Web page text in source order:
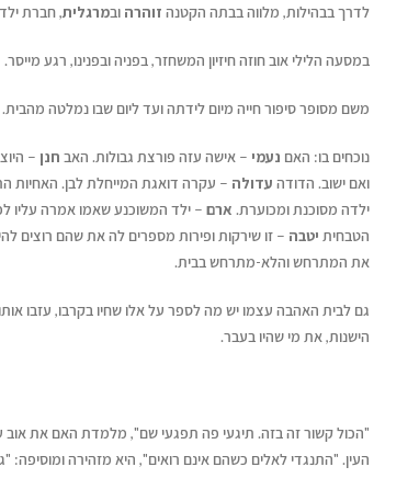
לדרך בבהילות, מלווה בבתה הקטנה זוהרה ובמרגלית, חברת
במסעה הלילי אוב חוזה חיזיון המשחזר, בפניה ובפנינו, רגע מייסר.
משם מסופר סיפור חייה מיום לידתה ועד ליום שבו נמלטה מהבית.
נוכחים בו: האם נעמי – אישה עזה פורצת גבולות. האב חנן –
ואם ישוב. הדודה עדולה – עקרה דואגת המייחלת לבן. האחיות
ילדה מסוכנת ומכוערת. ארם – ילד המשוכנע שאמו אמרה עליו
הטבחית יטבה – זו שירקות ופירות מספרים לה את שהם רוצים
את המתרחש והלא-מתרחש בבית.
גם לבית האהבה עצמו יש מה לספר על אלו שחיו בקרבו, עזבו
הישנות, את מי שהיו בעבר.
"הכול קשור זה בזה. תיגעי פה תפגעי שם", מלמדת האם את אוב
העין. "התנגדי לאלים כשהם אינם רואים", היא מזהירה ומוסיפה: